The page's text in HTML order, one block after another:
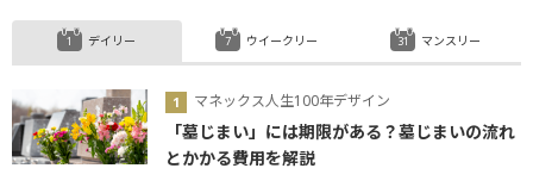
デイリー
マネックス人生100年デザイン
「墓じまい」には期限がある？墓じまいの流れ
とかかる費用を解説
ウイークリー マンスリー